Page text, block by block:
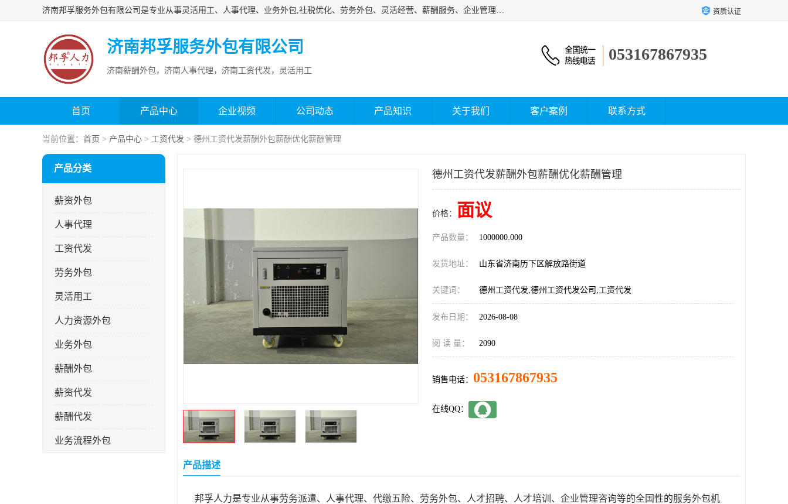
济南邦孚服务外包有限公司是专业从事灵活用工、人事代理、业务外包,社税优化、劳务外包、灵活经营、薪酬服务、企业管理咨询等的全国性的服务外包机构，邦孚人力—合法合规的灵活用工、人力外包、劳务派遣、共享经济财税优化专家，是国内提供企业人力资源综合解决方案有影响的人力资源公司之一。 资质认证
济南邦孚服务外包有限公司
济南薪酬外包，济南人事代理，济南工资代发，灵活用工
053167867935
首页 产品中心 企业视频 公司动态 产品知识 关于我们 客户案例 联系方式
当前位置： 首页 > 产品中心 > 工资代发 > 德州工资代发薪酬外包薪酬优化薪酬管理
产品分类
薪资外包
人事代理
工资代发
劳务外包
灵活用工
人力资源外包
业务外包
薪酬外包
薪资代发
薪酬代发
业务流程外包
德州工资代发薪酬外包薪酬优化薪酬管理
价格： 面议
产品数量： 1000000.000
发货地址： 山东省济南历下区解放路街道
关键词： 德州工资代发,德州工资代发公司,工资代发
发布日期： 2026-08-08
阅 读 量： 2090
销售电话： 053167867935
在线QQ：
产品描述
邦孚人力是专业从事劳务派遣、人事代理、代缴五险、劳务外包、人才招聘、人才培训、企业管理咨询等的全国性的服务外包机